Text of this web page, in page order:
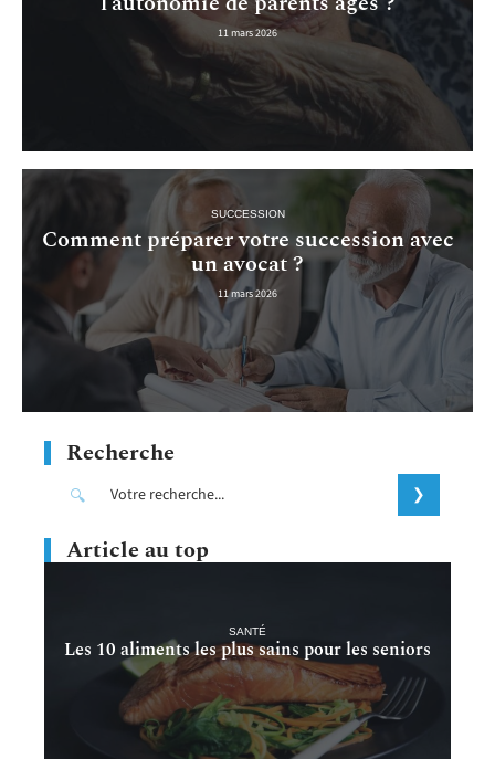
11 mars 2026
SUCCESSION
Comment préparer votre succession avec
un avocat ?
11 mars 2026
Recherche
Article au top
SANTÉ
Les 10 aliments les plus sains pour les seniors